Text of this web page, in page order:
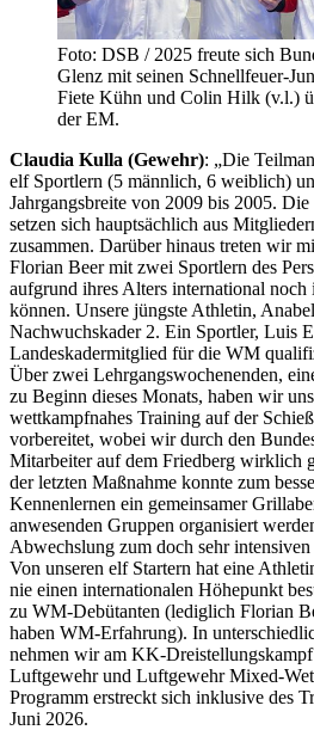
Foto: DSB / 2025 freute sich
Glenz mit seinen Schnellfeuer-
Fiete Kühn und Colin Hilk (v.l.)
der EM.
Claudia Kulla (Gewehr): „Die
elf Sportlern (5 männlich, 6 weiblich)
Jahrgangsbreite von 2009 bis 2005.
setzen sich hauptsächlich aus
zusammen. Darüber hinaus treten wir
Florian Beer mit zwei Sportlern des
aufgrund ihres Alters international noch
können. Unsere jüngste Athletin,
Nachwuchskader 2. Ein Sportler, Luis
Landeskadermitglied für die WM
Über zwei Lehrgangswochenenden,
zu Beginn dieses Monats, haben wir
wettkampfnahes Training auf der
vorbereitet, wobei wir durch den
Mitarbeiter auf dem Friedberg wirklich
der letzten Maßnahme konnte zum
Kennenlernen ein gemeinsamer
anwesenden Gruppen organisiert
Abwechslung zum doch sehr
Von unseren elf Startern hat eine
nie einen internationalen Höhepunkt
zu WM-Debütanten (lediglich Florian
haben WM-Erfahrung). In
nehmen wir am KK-
Luftgewehr und Luftgewehr Mixed-
Programm erstreckt sich inklusive des
Juni 2026.